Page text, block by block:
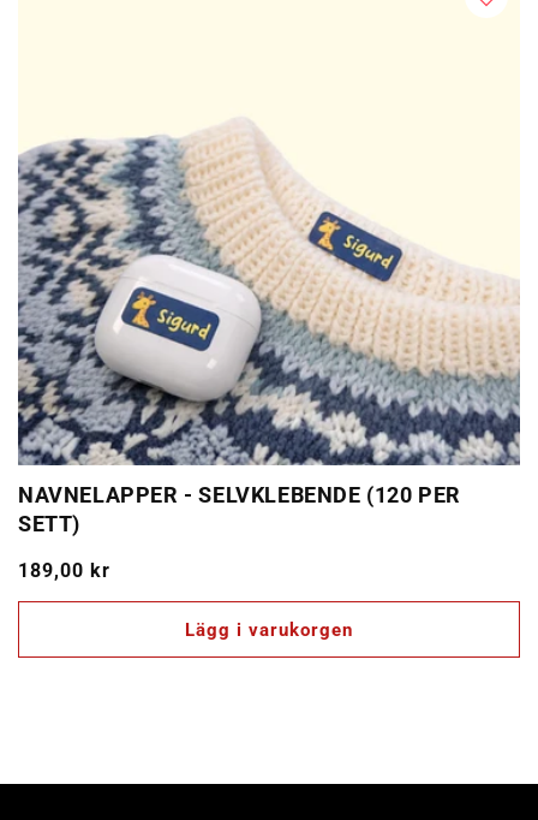
NAVNELAPPER - SELVKLEBENDE (120 PER
SETT)
Ordinarie
pris
189,00 kr
Lägg i varukorgen